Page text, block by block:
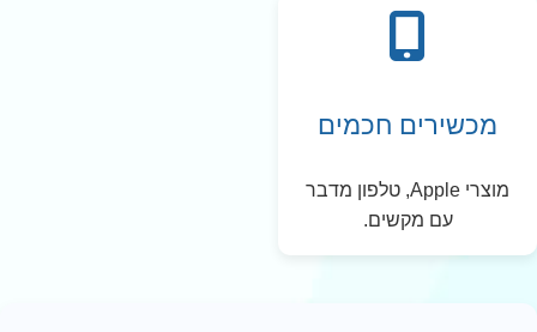
מכשירים חכמים
מוצרי Apple, טלפון מדבר
עם מקשים.